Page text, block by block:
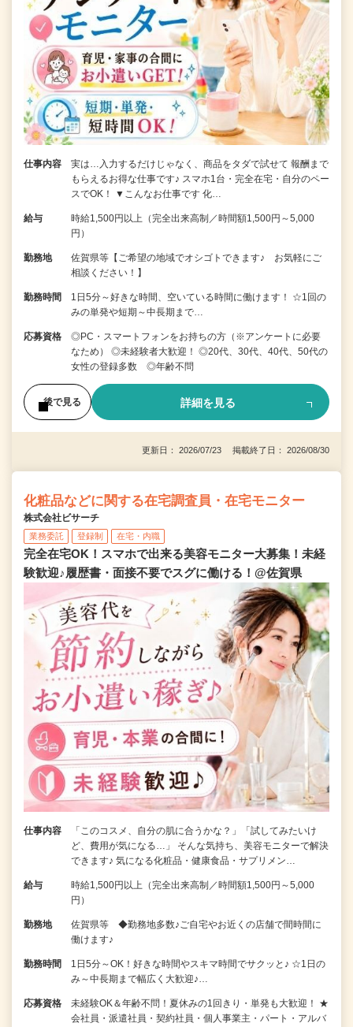
仕事内容
実は…入力するだけじゃなく、商品をタダで試せて 報酬まで
もらえるお得な仕事です♪ スマホ1台・完全在宅・自分のペー
スでOK！ ▼こんなお仕事です 化…
給与
時給1,500円以上（完全出来高制／時間額1,500円～5,000
円）
勤務地
佐賀県等【ご希望の地域でオシゴトできます♪ お気軽にご
相談ください！】
勤務時間
1日5分～好きな時間、空いている時間に働けます！ ☆1回の
みの単発や短期～中長期まで…
応募資格
◎PC・スマートフォンをお持ちの方（※アンケートに必要
なため） ◎未経験者大歓迎！ ◎20代、30代、40代、50代の
女性の登録多数 ◎年齢不問
後で見る 詳細を見る
更新日： 2026/07/23 掲載終了日： 2026/08/30
化粧品などに関する在宅調査員・在宅モニター
株式会社ビサーチ
業務委託 登録制 在宅・内職
完全在宅OK！スマホで出来る美容モニター大募集！未経
験歓迎♪履歴書・面接不要でスグに働ける！@佐賀県
仕事内容
「このコスメ、自分の肌に合うかな？」「試してみたいけ
ど、費用が気になる…」 そんな気持ち、美容モニターで解決
できます♪ 気になる化粧品・健康食品・サプリメン…
給与
時給1,500円以上（完全出来高制／時間額1,500円～5,000
円）
勤務地
佐賀県等 ◆勤務地多数♪ご自宅やお近くの店舗で間時間に
働けます♪
勤務時間
1日5分～OK！好きな時間やスキマ時間でサクッと♪ ☆1日の
み～中長期まで幅広く大歓迎♪…
応募資格
未経験OK＆年齢不問！夏休みの1回きり・単発も大歓迎！ ★
会社員・派遣社員・契約社員・個人事業主・パート・アルバ